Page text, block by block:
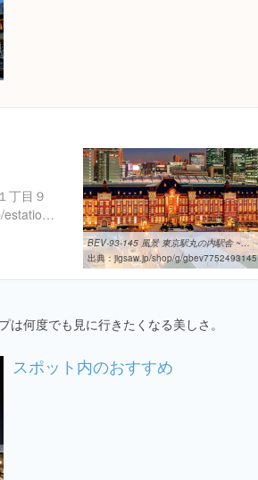
丁目９
https://www.jreast.co.jp/estation/stations/1039.html
BEV-93-145 風景 東京駅丸の内駅舎 ~ナイトビュー~ 352ピース ビバリー ...
出典： jigsaw.jp/shop/g/gbev7752493145
は何度でも見に行きたくなる美しさ。
スポット内のおすすめ